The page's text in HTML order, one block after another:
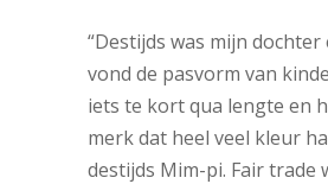
“Destijds was mijn
vond de pasvorm van
iets te kort qua lengte en
merk dat heel veel kleur
destijds Mim-pi. Fair trade